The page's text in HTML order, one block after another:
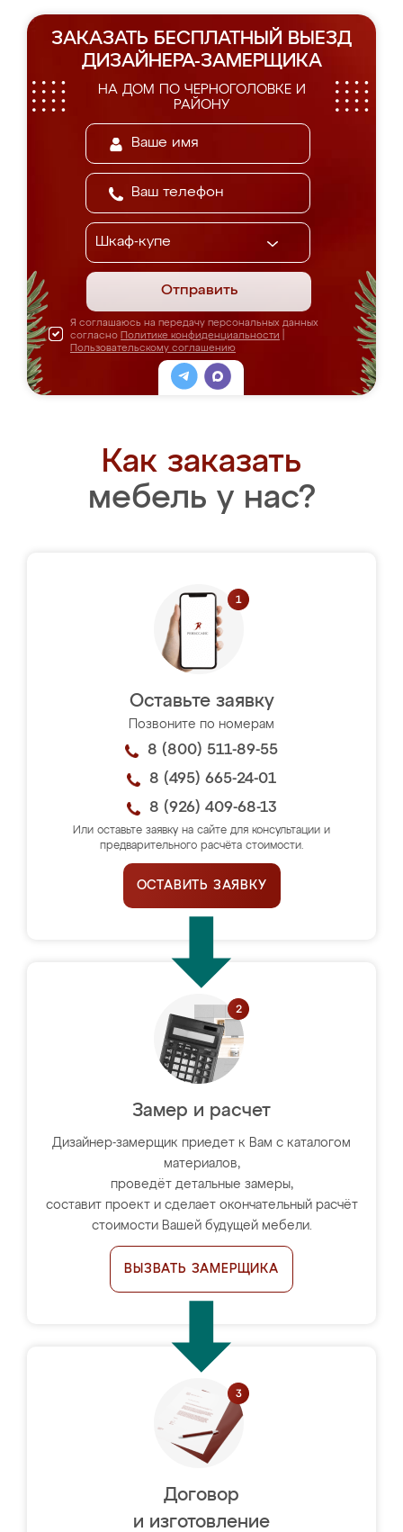
ЗАКАЗАТЬ БЕСПЛАТНЫЙ ВЫЕЗД
ДИЗАЙНЕРА-ЗАМЕРЩИКА
НА ДОМ ПО ЧЕРНОГОЛОВКЕ И
РАЙОНУ
Отправить
Я соглашаюсь на передачу персональных данных
согласно Политике конфиденциальности
Пользовательскому соглашению
Как заказать
мебель у нас?
Оставьте заявку
Позвоните по номерам
8 (800) 511-89-55
8 (495) 665-24-01
8 (926) 409-68-13
Или оставьте заявку на сайте для консультации и
предварительного расчёта стоимости.
ОСТАВИТЬ ЗАЯВКУ
Замер и расчет
Дизайнер-замерщик приедет к Вам с каталогом
материалов,
проведёт детальные замеры,
составит проект и сделает окончательный расчёт
стоимости Вашей будущей мебели.
ВЫЗВАТЬ ЗАМЕРЩИКА
Договор
и изготовление